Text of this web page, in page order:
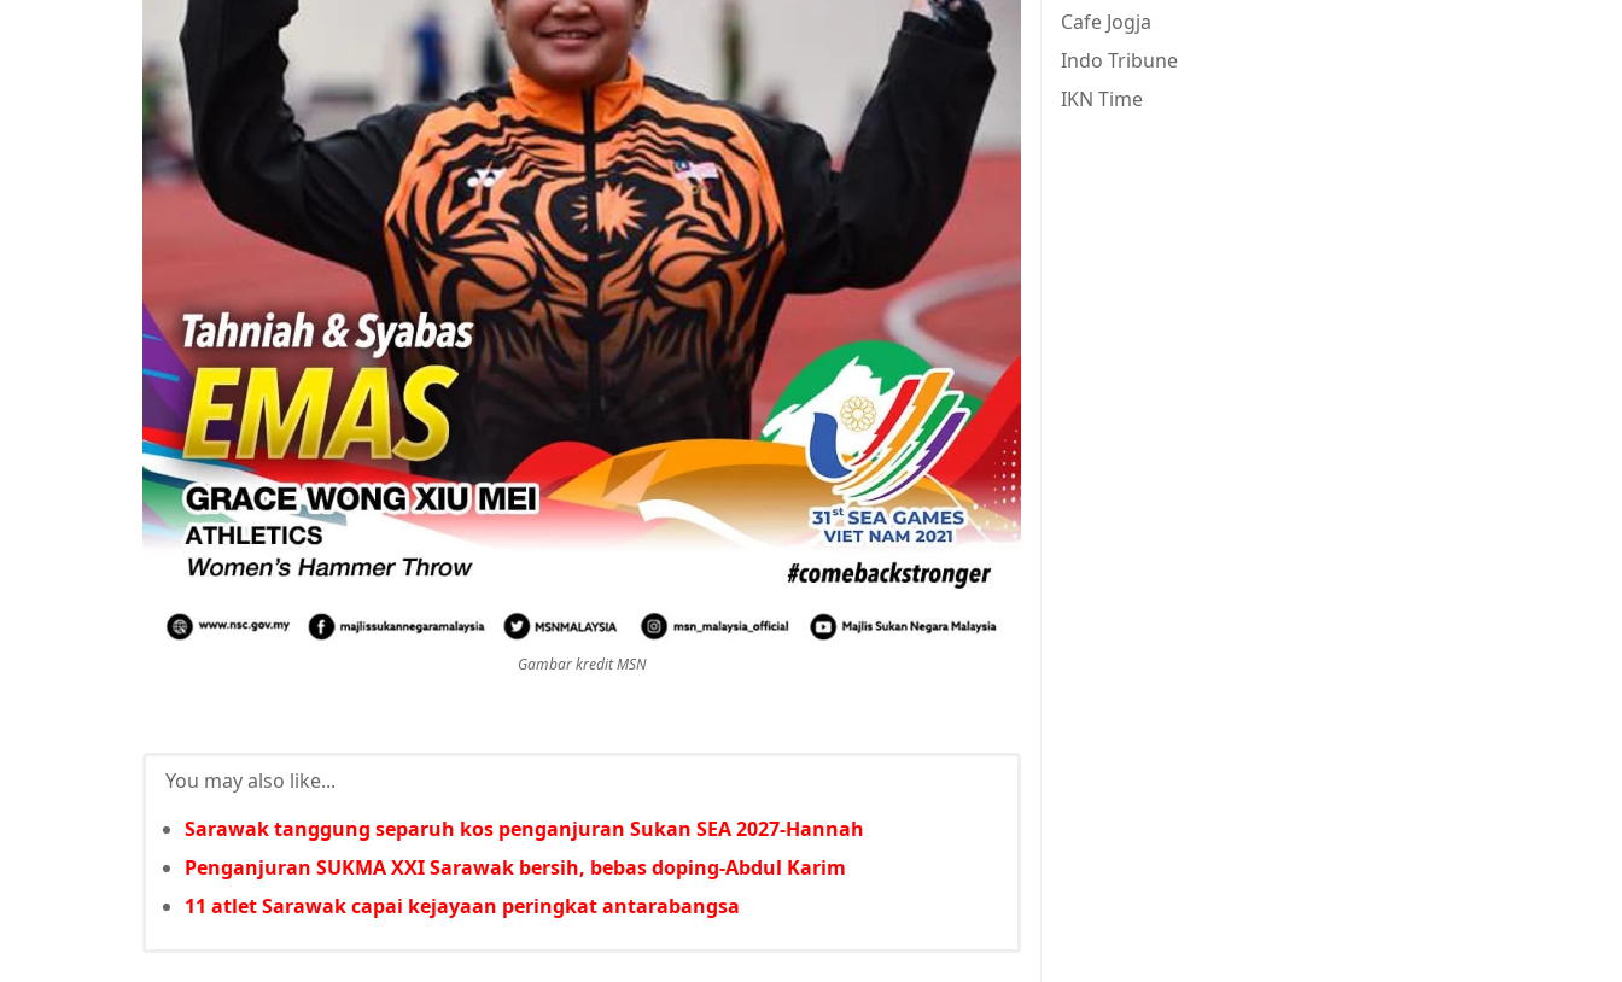
Gambar kredit MSN
You may also like...
Sarawak tanggung separuh kos penganjuran Sukan SEA 2027-Hannah
Penganjuran SUKMA XXI Sarawak bersih, bebas doping-Abdul Karim
11 atlet Sarawak capai kejayaan peringkat antarabangsa
Cafe Jogja
Indo Tribune
IKN Time